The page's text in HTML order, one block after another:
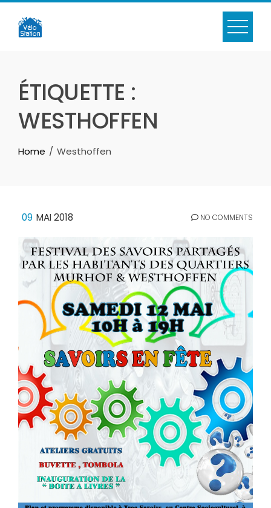
Skip
content
ÉTIQUETTE :
WESTHOFFEN
Home Westhoffen
09 MAI 2018 NO COMMENTS